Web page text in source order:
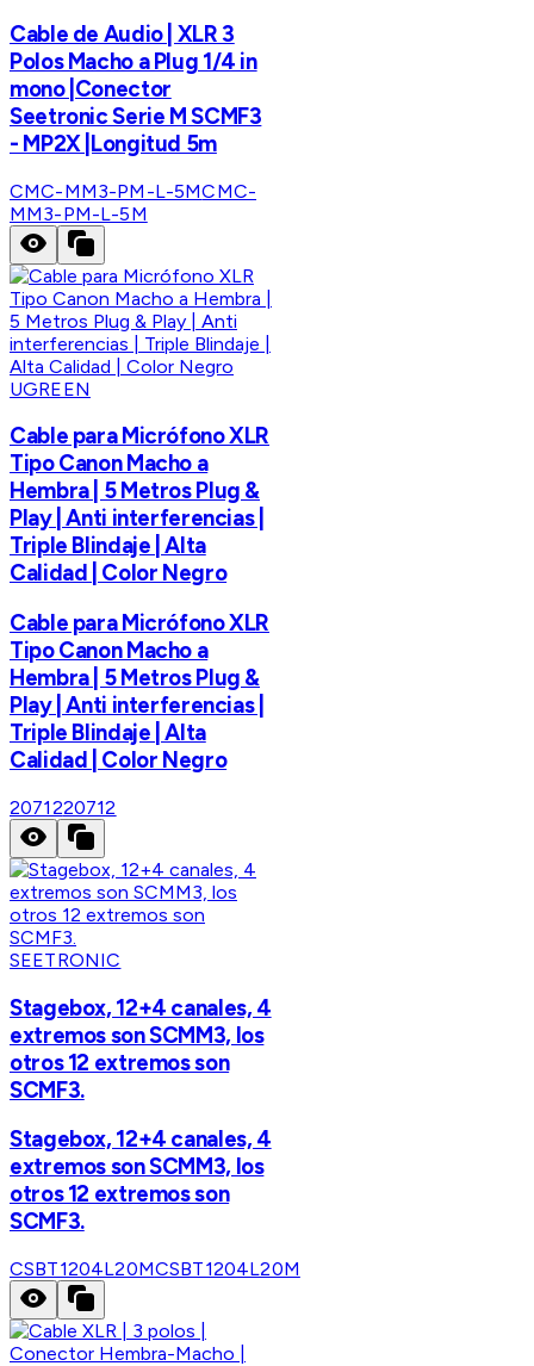
Cable de Audio | XLR 3
Polos Macho a Plug 1/4 in
mono |Conector
Seetronic Serie M SCMF3
- MP2X |Longitud 5m
CMC-MM3-PM-L-5MCMC-
MM3-PM-L-5M
UGREEN
Cable para Micrófono XLR
Tipo Canon Macho a
Hembra | 5 Metros Plug &
Play | Anti interferencias |
Triple Blindaje | Alta
Calidad | Color Negro
Cable para Micrófono XLR
Tipo Canon Macho a
Hembra | 5 Metros Plug &
Play | Anti interferencias |
Triple Blindaje | Alta
Calidad | Color Negro
2071220712
SEETRONIC
Stagebox, 12+4 canales, 4
extremos son SCMM3, los
otros 12 extremos son
SCMF3.
Stagebox, 12+4 canales, 4
extremos son SCMM3, los
otros 12 extremos son
SCMF3.
CSBT1204L20MCSBT1204L20M